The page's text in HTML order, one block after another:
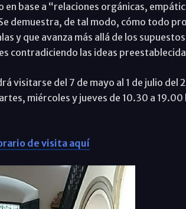
base a “relaciones orgánicas,
demuestra, de tal modo, cómo todo
y que avanza más allá de los
contradiciendo las ideas
visitarse del 7 de mayo al 1 de julio del
miércoles y jueves de 10.30 a
de visita aquí